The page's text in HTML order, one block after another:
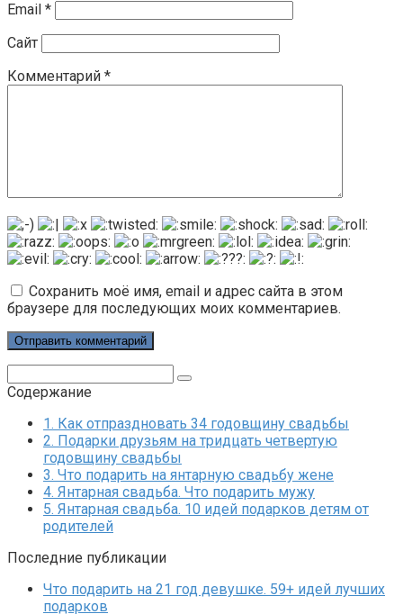
Email *
Сайт
Комментарий *
Сохранить моё имя, email и адрес сайта в этом
браузере для последующих моих комментариев.
Содержание
1. Как отпраздновать 34 годовщину свадьбы
2. Подарки друзьям на тридцать четвертую
годовщину свадьбы
3. Что подарить на янтарную свадьбу жене
4. Янтарная свадьба. Что подарить мужу
5. Янтарная свадьба. 10 идей подарков детям от
родителей
Последние публикации
Что подарить на 21 год девушке. 59+ идей лучших
подарков